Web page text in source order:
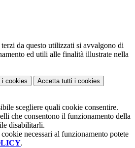
da questo utilizzati si avvalgono di
ed utili alle finalità illustrate nella
i cookies Accetta tutti i cookies
scegliere quali cookie consentire.
che consentono il funzionamento della
disabilitarli.
necessari al funzionamento potete
.